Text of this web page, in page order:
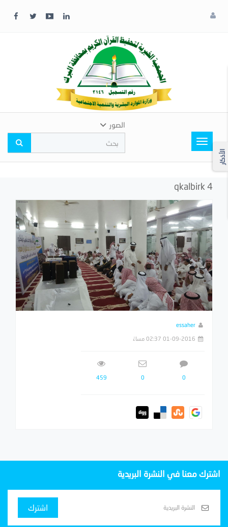
Toggle
navigation
الصور
الأذكار
qkalbirk 4
essaher
01-09-2016 02:37 مساءً
0
0
459
اشترك معنا في النشرة البريدية
اشترك